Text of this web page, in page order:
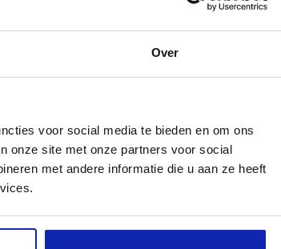
Over
voor social media te bieden en om ons
onze site met onze partners voor social
met andere informatie die u aan ze heeft
DOMEIN ZOEKEN
hier ons volledige aanbod